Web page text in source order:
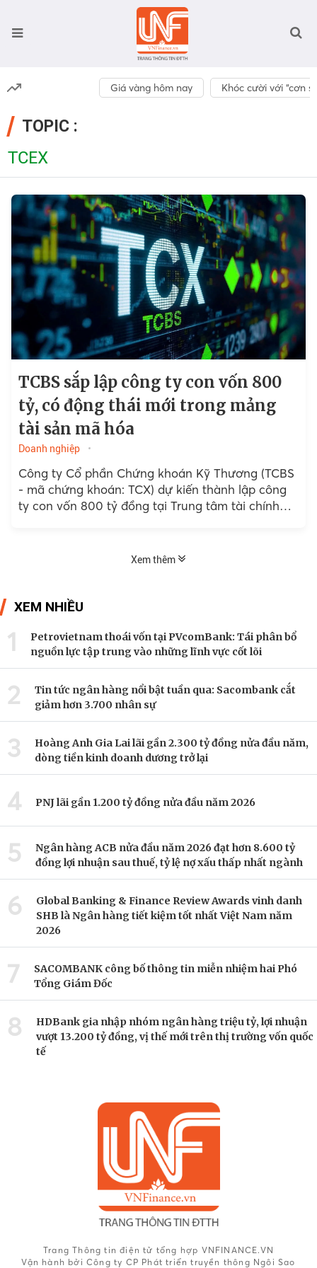
Giá vàng hôm nay Khóc cười với “cơn
TOPIC :
TCEX
TCBS sắp lập công ty con vốn 800
tỷ, có động thái mới trong mảng
tài sản mã hóa
Doanh nghiệp
Công ty Cổ phần Chứng khoán Kỹ Thương (TCBS
- mã chứng khoán: TCX) dự kiến thành lập công
ty con vốn 800 tỷ đồng tại Trung tâm tài chính
Xem thêm
XEM NHIỀU
1
Petrovietnam thoái vốn tại PVcomBank: Tái phân bổ
nguồn lực tập trung vào những lĩnh vực cốt lõi
2
Tin tức ngân hàng nổi bật tuần qua: Sacombank cắt
giảm hơn 3.700 nhân sự
3
Hoàng Anh Gia Lai lãi gần 2.300 tỷ đồng nửa đầu năm,
dòng tiền kinh doanh dương trở lại
4 PNJ lãi gần 1.200 tỷ đồng nửa đầu năm 2026
5
Ngân hàng ACB nửa đầu năm 2026 đạt hơn 8.600 tỷ
đồng lợi nhuận sau thuế, tỷ lệ nợ xấu thấp nhất ngành
6
Global Banking & Finance Review Awards vinh danh
SHB là Ngân hàng tiết kiệm tốt nhất Việt Nam năm
2026
7
SACOMBANK công bố thông tin miễn nhiệm hai Phó
Tổng Giám Đốc
8
HDBank gia nhập nhóm ngân hàng triệu tỷ, lợi nhuận
vượt 13.200 tỷ đồng, vị thế mới trên thị trường vốn quốc
tế
Trang Thông tin điện tử tổng hợp VNFINANCE.VN
Vận hành bởi Công ty CP Phát triển truyền thông Ngôi Sao